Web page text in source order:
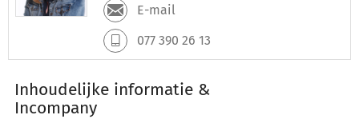
E-mail
077 390 26 13
Inhoudelijke informatie &
Incompany